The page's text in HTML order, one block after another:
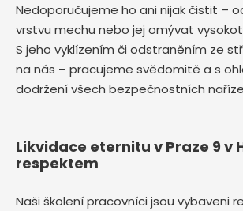
Nedoporučujeme ho ani nijak čistit –
vrstvu mechu nebo jej omývat
S jeho vyklízením či odstraněním ze
na nás – pracujeme svědomitě a s
dodržení všech bezpečnostních
Likvidace eternitu v Praze 9 v
respektem
Naši školení pracovníci jsou vybaveni